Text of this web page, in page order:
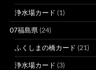
浄水場カード (1)
07福島県 (24)
ふくしまの橋カード (21)
浄水場カード (3)